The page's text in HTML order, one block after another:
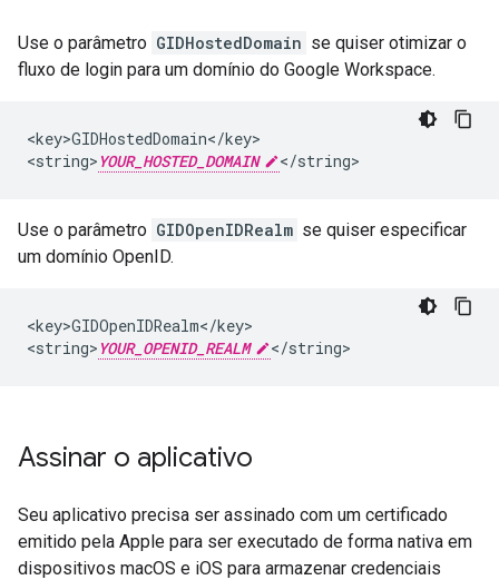
Use o parâmetro GIDHostedDomain se quiser otimizar o
fluxo de login para um domínio do Google Workspace.
<key>GIDHostedDomain</key>
<string> YOUR_HOSTED_DOMAIN </string>
Use o parâmetro GIDOpenIDRealm se quiser especificar
um domínio OpenID.
<key>GIDOpenIDRealm</key>
<string> YOUR_OPENID_REALM </string>
Assinar o aplicativo
Seu aplicativo precisa ser assinado com um certificado
emitido pela Apple para ser executado de forma nativa em
dispositivos macOS e iOS para armazenar credenciais